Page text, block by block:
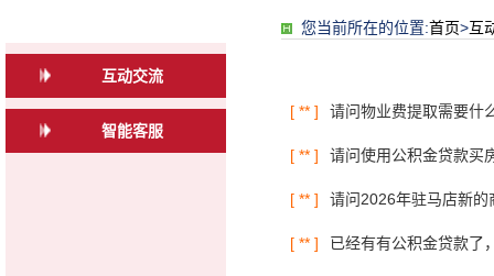
互动交流
智能客服
您当前所在的位置:首页>互
[ ** ] 请问物业费提取需要什
[ ** ] 请问使用公积金贷款买
[ ** ] 请问2026年驻马店新
[ ** ] 已经有有公积金贷款了